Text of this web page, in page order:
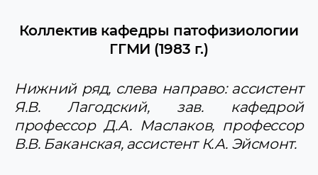
Коллектив кафедры патофизиологии
ГГМИ (1983 г.)
Нижний ряд, слева направо: ассистент
Я.В. Лагодский, зав. кафедрой
профессор Д.А. Маслаков, профессор
В.В. Баканская, ассистент К.А. Эйсмонт.